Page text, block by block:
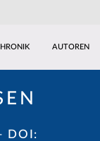
AUTOREN
DOI: